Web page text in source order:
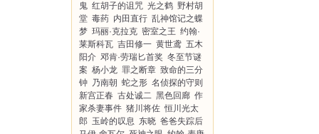
鬼 红胡子的诅咒 光之鹤 野村胡
堂 毒药 内田直行 乱神馆记之蝶
梦 玛丽·克拉克 密室之王 约翰·
莱斯科瓦 吉田修一 黄世鸢 五木
阳介 邓肯·劳瑞匕首奖 冬至节谜
案 杨小龙 罪之断章 致命的三分
钟 乃南朝 蛇之形 名侦探的守则
新宫正春 古处诚二 黑色回廊 作
家杀妻事件 猪川将佐 恒川光太
郎 玉岭的叹息 东晓 爸爸失踪后